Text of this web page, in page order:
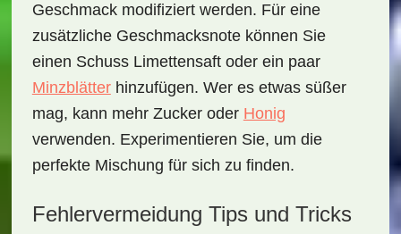
Geschmack modifiziert werden. Für eine
zusätzliche Geschmacksnote können Sie
einen Schuss Limettensaft oder ein paar
Minzblätterhinzufügen. Wer es etwas süßer
mag, kann mehr Zucker oder Honig
verwenden. Experimentieren Sie, um die
perfekte Mischung für sich zu finden.
Fehlervermeidung Tips und Tricks